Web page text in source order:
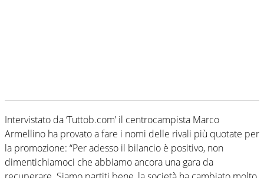
Intervistato da ‘Tuttob.com’ il centrocampista Marco
Armellino ha provato a fare i nomi delle rivali più quotate per
la promozione: “Per adesso il bilancio è positivo, non
dimentichiamoci che abbiamo ancora una gara da